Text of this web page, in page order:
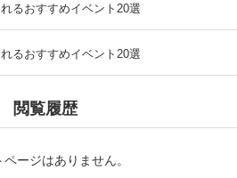
るおすすめイベント20選
るおすすめイベント20選
閲覧履歴
ージはありません。